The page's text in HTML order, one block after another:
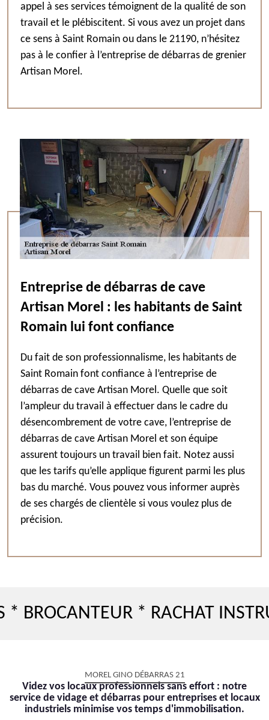
appel à ses services témoignent de la qualité de son
travail et le plébiscitent. Si vous avez un projet dans
ce sens à Saint Romain ou dans le 21190, n’hésitez
pas à le confier à l’entreprise de débarras de grenier
Artisan Morel.
Entreprise de débarras de cave
Artisan Morel : les habitants de Saint
Romain lui font confiance
Du fait de son professionnalisme, les habitants de
Saint Romain font confiance à l’entreprise de
débarras de cave Artisan Morel. Quelle que soit
l’ampleur du travail à effectuer dans le cadre du
désencombrement de votre cave, l’entreprise de
débarras de cave Artisan Morel et son équipe
assurent toujours un travail bien fait. Notez aussi
que les tarifs qu’elle applique figurent parmi les plus
bas du marché. Vous pouvez vous informer auprès
de ses chargés de clientèle si vous voulez plus de
précision.
* RACHAT
MOREL GINO DÉBARRAS 21
Videz vos locaux professionnels sans effort : notre
service de vidage et débarras pour entreprises et locaux
industriels minimise vos temps d'immobilisation.